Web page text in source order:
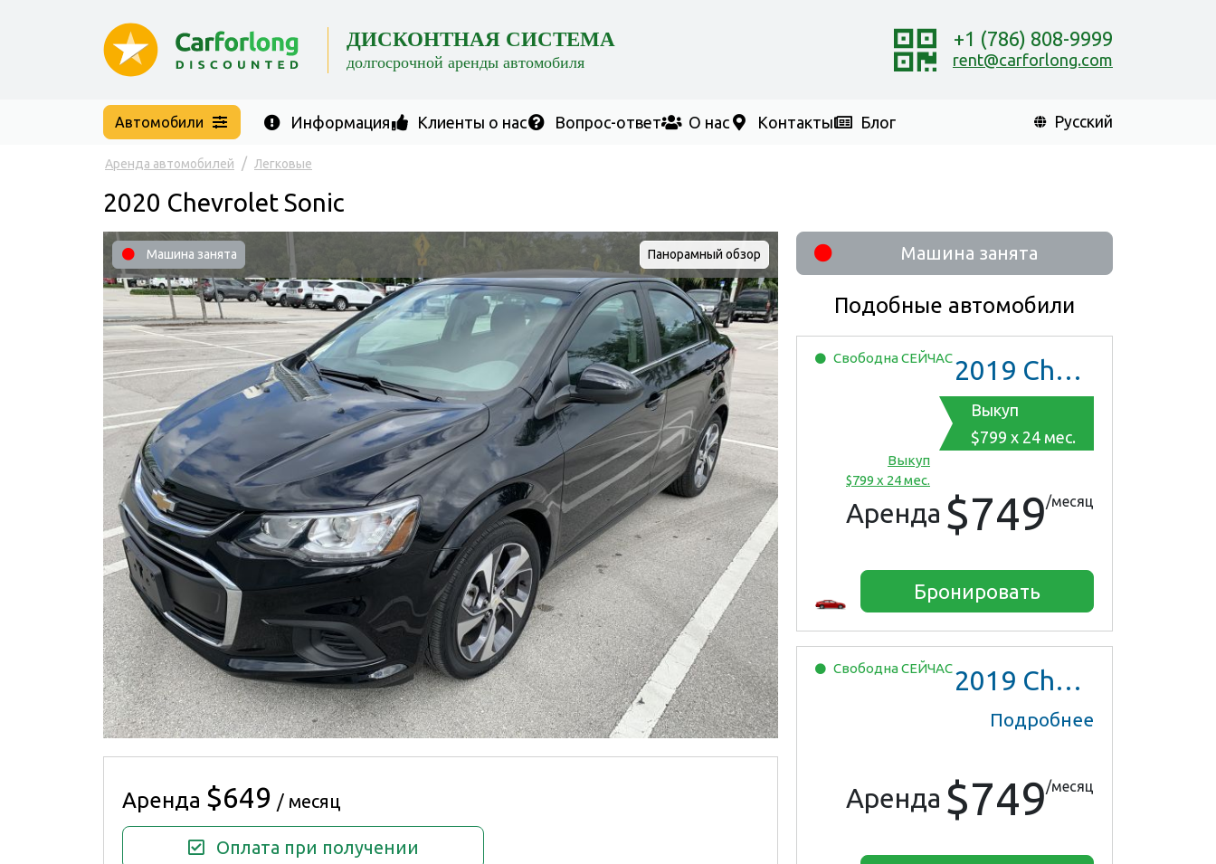
ДИСКОНТНАЯ СИСТЕМА
долгосрочной аренды автомобиля
+1 (786) 808-9999
rent@carforlong.com
Автомобили Информация Клиенты о нас Вопрос-ответ О нас Контакты Блог Русский
Аренда автомобилей Легковые
2020 Chevrolet Sonic
Панорамный обзор
Машина занята Машина занята
Подобные автомобили
СвободнаСЕЙЧАС2019 Chevrolet Malibu
Выкуп
$799 x 24 мес.
Выкуп
$799 x 24 мес.
Аренда $749/месяц
Бронировать
СвободнаСЕЙЧАС2019 Chevrolet Malibu
Подробнее
Аренда $749/месяц
Аренда $649 / месяц
Оплата при получении